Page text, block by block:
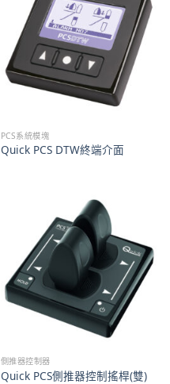
PCS系統模塊
Quick PCS DTW終端介面
側推器控制器
Quick PCS側推器控制搖桿(雙)